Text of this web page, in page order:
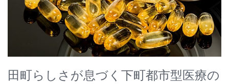
田町らしさが息づく下町都市型医療の